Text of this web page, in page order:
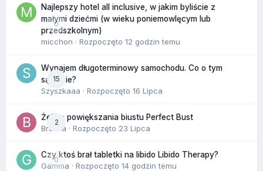
0
Najlepszy hotel all inclusive, w jakim byliście z
małymi dziećmi (w wieku poniemowlęcym lub
przedszkolnym)
micchon · Rozpoczęto 12 godzin temu
15
Wynajem długoterminowy samochodu. Co o tym
sądzicie?
Szyszkaaa · Rozpoczęto 16 Lipca
2
Żel do powiększania biustu Perfect Bust
Bravva · Rozpoczęto 23 Lipca
0
Czy ktoś brał tabletki na libido Libido Therapy?
Gamma · Rozpoczęto 14 godzin temu